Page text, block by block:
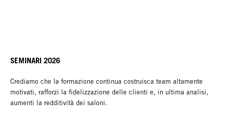
SEMINARI 2026
Crediamo che la formazione continua costruisca team altamente
motivati, rafforzi la fidelizzazione delle clienti e, in ultima analisi,
aumenti la redditività dei saloni.